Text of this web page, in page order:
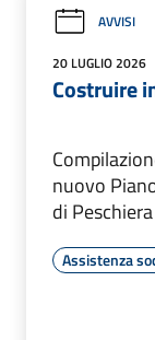
AVVISI
20 LUGLIO 2026
Costruire
nuovo
di
Assistenza